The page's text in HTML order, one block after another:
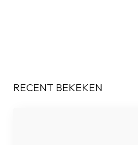
RECENT BEKEKEN